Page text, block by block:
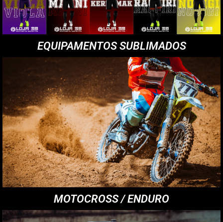
EQUIPAMENTOS SUBLIMADOS
MOTOCROSS / ENDURO